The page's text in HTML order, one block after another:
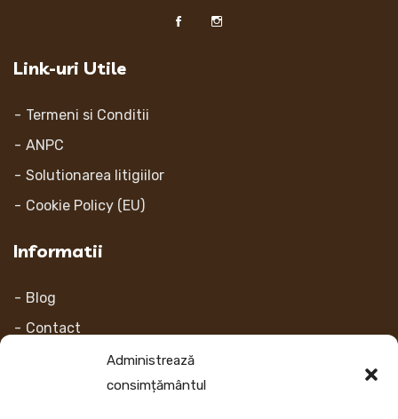
Administrează
consimțământul
Link-uri Utile
Termeni si Conditii
ANPC
Solutionarea litigiilor
Cookie Policy (EU)
Informatii
Blog
Contact